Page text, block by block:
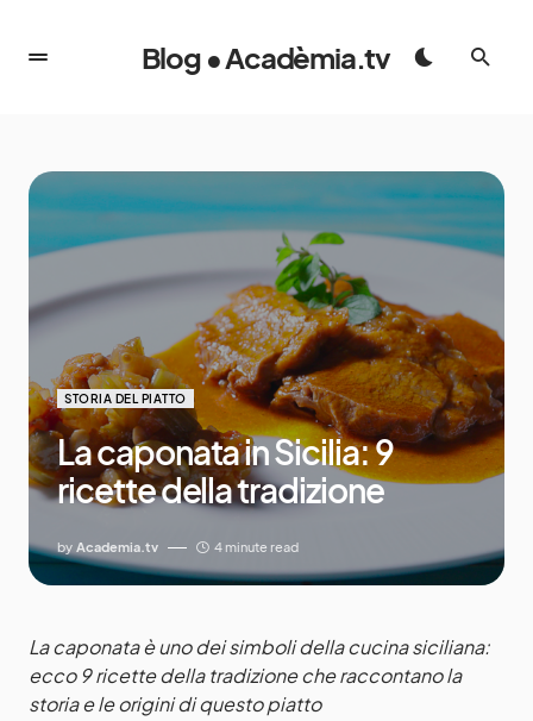
Blog • Acadèmia.tv
STORIA DEL PIATTO
La caponata in Sicilia: 9
ricette della tradizione
by Academia.tv 4 minute read
La caponata è uno dei simboli della cucina siciliana:
ecco 9 ricette della tradizione che raccontano la
storia e le origini di questo piatto